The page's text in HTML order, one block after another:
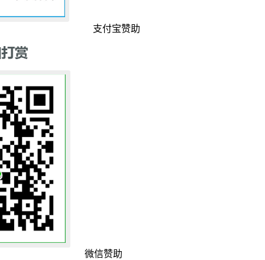
支付宝赞助
微信赞助